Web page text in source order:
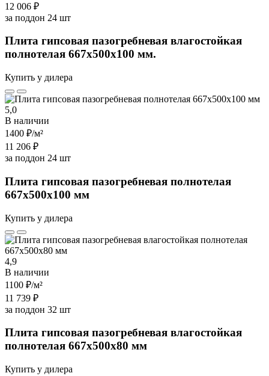
12 006 ₽
за поддон 24 шт
Плита гипсовая пазогребневая влагостойкая
полнотелая 667х500х100 мм.
Купить у дилера
5,0
В наличии
1400 ₽/м²
11 206 ₽
за поддон 24 шт
Плита гипсовая пазогребневая полнотелая
667х500х100 мм
Купить у дилера
4,9
В наличии
1100 ₽/м²
11 739 ₽
за поддон 32 шт
Плита гипсовая пазогребневая влагостойкая
полнотелая 667х500х80 мм
Купить у дилера